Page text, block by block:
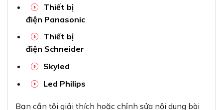
Định Nghĩa Của Tiết Diện Là Gì
Các Loại Sơ Đồ Đấu Điện Cầu Thang Được
Sử Dụng Phổ Biến Hiện Nay
Ký Hiệu Dây Điện
Quy Đổi mm Sang Cm Như Thế Nào
Đổi kW Sang Hp
Cách Mắc Vôn Kế Như Thế Nào Là Đúng